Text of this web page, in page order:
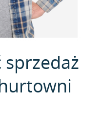
sprzedaż